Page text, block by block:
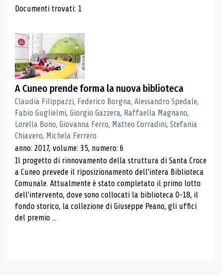
Risultati di ricerca
Documenti trovati: 1
A Cuneo prende forma la nuova biblioteca
Claudia Filippazzi, Federico Borgna, Alessandro Spedale,
Fabio Guglielmi, Giorgio Gazzera, Raffaella Magnano,
Lorella Bono, Giovanna Ferro, Matteo Corradini, Stefania
Chiavero, Michela Ferrero
anno: 2017, volume: 35, numero: 6
Il progetto di rinnovamento della struttura di Santa Croce
a Cuneo prevede il riposizionamento dell'intera Biblioteca
Comunale. Attualmente è stato completato il primo lotto
dell'intervento, dove sono collocati la biblioteca 0-18, il
fondo storico, la collezione di Giuseppe Peano, gli uffici
del premio ...